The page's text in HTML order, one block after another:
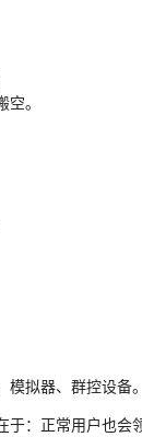
。
拟器、群控设备。
于：正常用户也会